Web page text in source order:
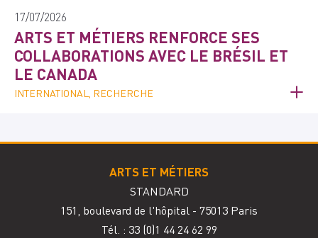
17/07/2026
ARTS ET MÉTIERS RENFORCE SES
COLLABORATIONS AVEC LE BRÉSIL ET
LE CANADA
INTERNATIONAL, RECHERCHE
ARTS ET MÉTIERS
STANDARD
151, boulevard de l'hôpital - 75013 Paris
Tél. : 33 (0)1 44 24 62 99